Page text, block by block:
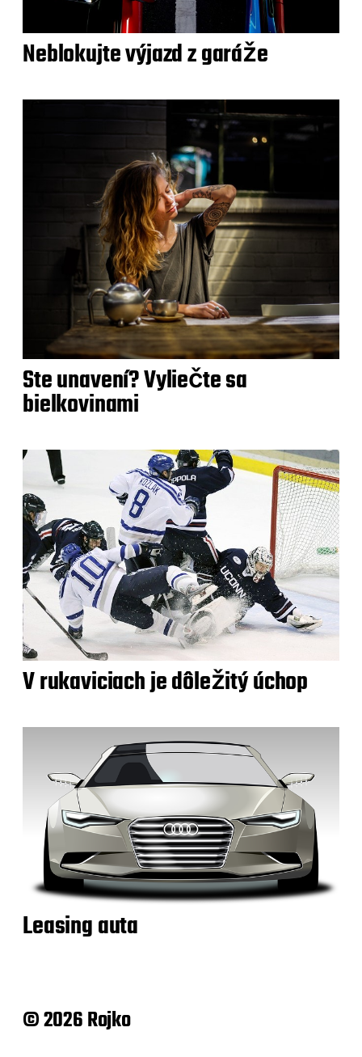
Neblokujte výjazd z garáže
Ste unavení? Vyliečte sa
bielkovinami
V rukaviciach je dôležitý úchop
Leasing auta
© 2026 Rojko